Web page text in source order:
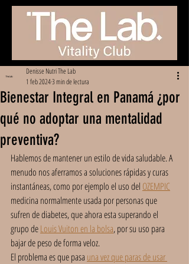
Bienestar Integral en Panamá ¿por
qué no adoptar una mentalidad
preventiva?
Denisse Nutri The Lab
1 feb 20243 min de lectura
Hablemos de mantener un estilo de vida saludable. A
menudo nos aferramos a soluciones rápidas y curas
instantáneas, como por ejemplo el uso del OZEMPIC
medicina normalmente usada por personas que
sufren de diabetes, que ahora esta superando el
grupo de Louis Vuiton en la bolsa, por su uso para
bajar de peso de forma veloz.
El problema es que pasa una vez que paras de usar